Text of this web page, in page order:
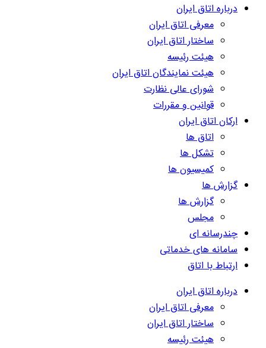
درباره اتاق ایران
معرفی اتاق ایران
ساختار اتاق ایران
هیئت رئیسه
هیئت نمایندگان اتاق ایران
شورای عالی نظارت
قوانین و مقررات
ارکان اتاق ایران
اتاق ها
تشکل ها
کمیسیون ها
گزارش ها
گزارش ها
مجلس
چندرسانه ای
سامانه های خدماتی
ارتباط با اتاق
درباره اتاق ایران
معرفی اتاق ایران
ساختار اتاق ایران
هیئت رئیسه